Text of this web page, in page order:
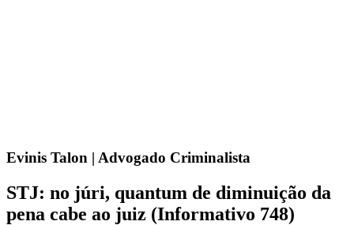
Evinis Talon | Advogado Criminalista
STJ: no júri, quantum de diminuição da
pena cabe ao juiz (Informativo 748)